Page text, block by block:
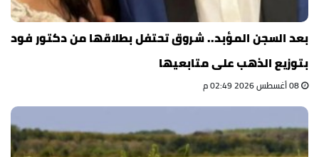
بعد السجن المؤبد.. شروق تحتفل بطلاقها من دكتور فود
بتوزيع الذهب على متابعيها